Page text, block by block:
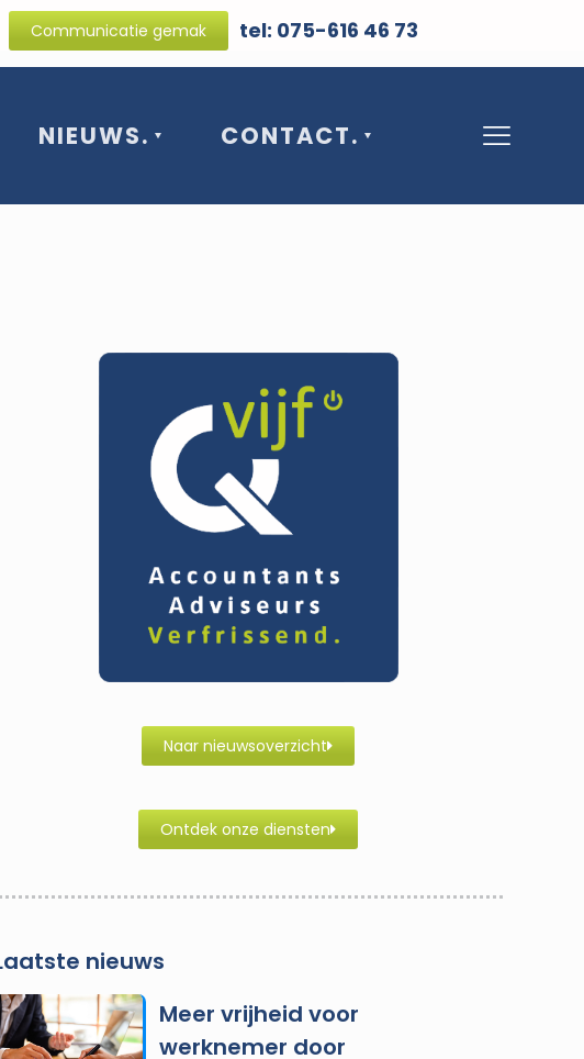
Communicatie gemak tel: 075-616 46 73
NIEUWS. CONTACT.
Naar nieuwsoverzicht
Ontdek onze diensten
nieuws
Meer vrijheid voor
werknemer door